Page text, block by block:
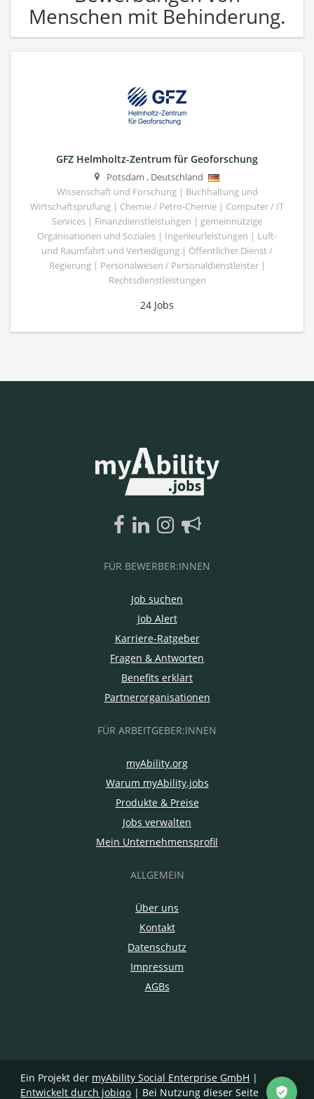
Menschen mit Behinderung.
GFZ Helmholtz-Zentrum für Geoforschung
Potsdam , Deutschland
Wissenschaft und Forschung | Buchhaltung und
Wirtschaftsprüfung | Chemie / Petro-Chemie | Computer / IT
Services | Finanzdienstleistungen | gemeinnützige
Organisationen und Soziales | Ingenieurleistungen | Luft-
und Raumfahrt und Verteidigung | Öffentlicher Dienst /
Regierung | Personalwesen / Personaldienstleister |
Rechtsdienstleistungen
24 Jobs
FÜR BEWERBER:INNEN
Job suchen
Job Alert
Karriere-Ratgeber
Fragen & Antworten
Benefits erklärt
Partnerorganisationen
FÜR ARBEITGEBER:INNEN
myAbility.org
Warum myAbility.jobs
Produkte & Preise
Jobs verwalten
Mein Unternehmensprofil
ALLGEMEIN
Über uns
Kontakt
Datenschutz
Impressum
AGBs
Ein Projekt der myAbility Social Enterprise GmbH |
Entwickelt durch jobiqo | Bei Nutzung dieser Seite